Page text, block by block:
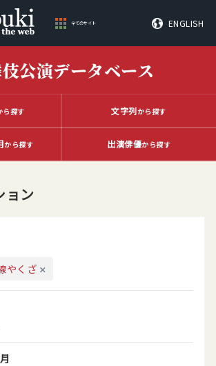
全てのサイト ENGLISH
公演データベース
ら探す 文字列から探す
から探す 出演俳優から探す
ョン
やくざ